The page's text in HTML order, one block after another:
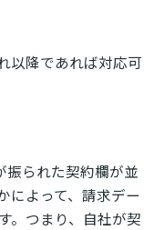
以降であれば対応可
られた契約欄が並
によって、請求デー
。つまり、自社が契